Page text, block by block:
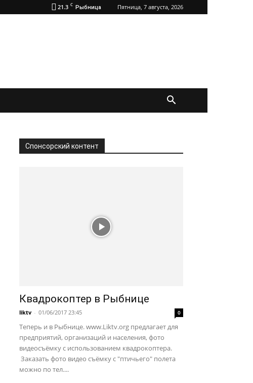
21.3 C Рыбница Пятница, 7 августа, 2026
Спонсорский контент
Квадрокоптер в Рыбнице
liktv - 01/06/2017 23:45 0
Теперь и в Рыбнице. www.Liktv.org предлагает для
предприятий, организаций и населения, фото
видеосъёмку с использованием квадрокоптера.
Заказать фото видео съёмку с "птичьего" полета
можно по тел....